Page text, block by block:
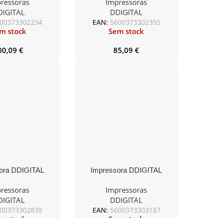
e Led de
/ Serie /LAN
stock
€
80mm c/ Corte – USB / Serie
/ LAN
Impressoras
DDIGITAL
EAN: 5600373302395
Sem stock
85,09€
DDIGITAL
– USB / Serie
/ WiFi
Impressora DDIGITAL
80mm c/ Corte – USB / Serie
/ LAN / Bluetooth
Impressoras
DDIGITAL
EAN: 5600373303187